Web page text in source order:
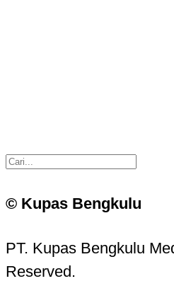
© Kupas Bengkulu
PT. Kupas Bengkulu
Reserved.